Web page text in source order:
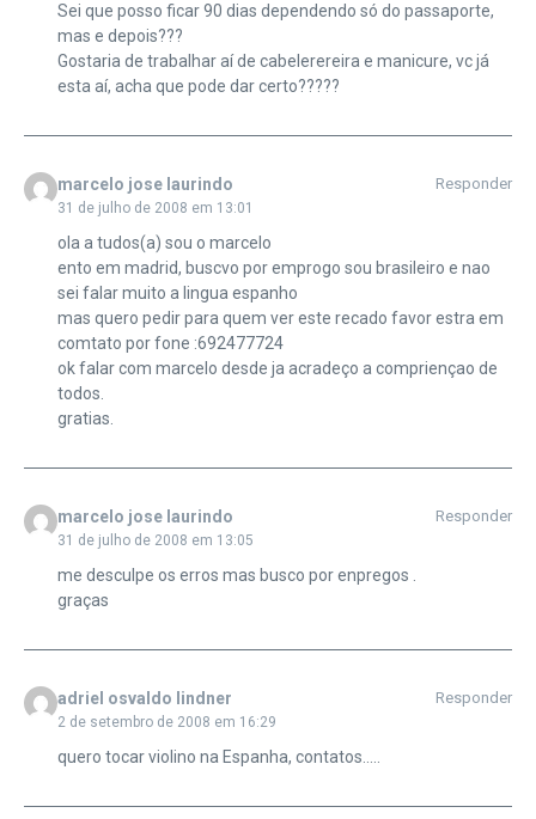
Sei que posso ficar 90 dias dependendo só do passaporte,
mas e depois???
Gostaria de trabalhar aí de cabelerereira e manicure, vc já
esta aí, acha que pode dar certo?????
marcelo jose laurindo
31 de julho de 2008 em 13:01
Responder
ola a tudos(a) sou o marcelo
ento em madrid, buscvo por emprogo sou brasileiro e nao
sei falar muito a lingua espanho
mas quero pedir para quem ver este recado favor estra em
comtato por fone :692477724
ok falar com marcelo desde ja acradeço a compriençao de
todos.
gratias.
marcelo jose laurindo
31 de julho de 2008 em 13:05
Responder
me desculpe os erros mas busco por enpregos .
graças
adriel osvaldo lindner
2 de setembro de 2008 em 16:29
Responder
quero tocar violino na Espanha, contatos…..